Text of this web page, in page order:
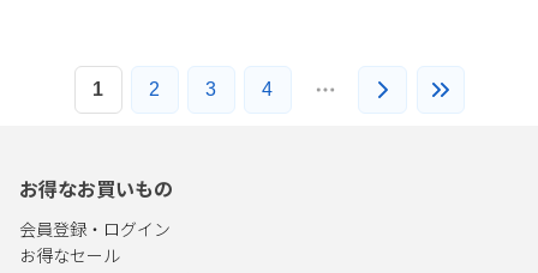
1 2 3 4
お得なお買いもの
会員登録・ログイン
お得なセール